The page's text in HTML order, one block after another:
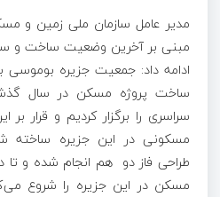
مدیر عامل سازمان ملی زمین و
مبنی بر آخرین وضعیت ساخت و
ساخت پروژه مسکن در سال
مسکونی در این جزیره ساخته
طراحی فاز دو هم انجام شده و تا